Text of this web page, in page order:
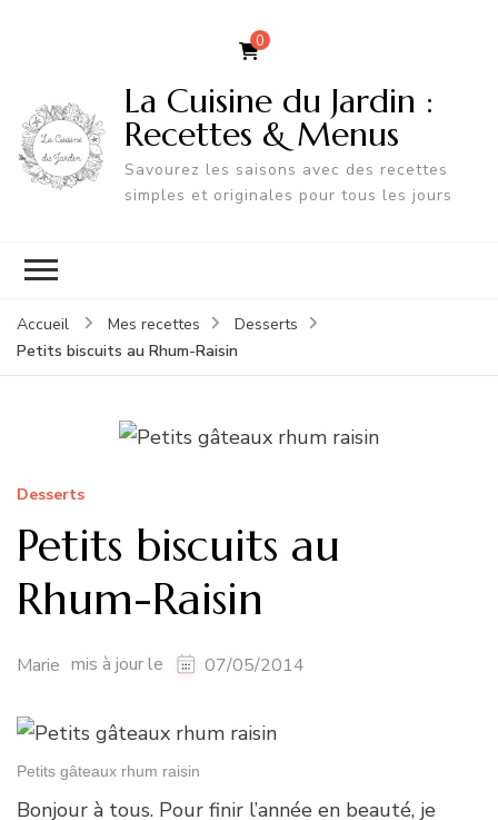
0
La Cuisine du Jardin :
Recettes & Menus
Savourez les saisons avec des recettes
simples et originales pour tous les jours
Accueil Mes recettes
Desserts
Petits biscuits au Rhum-Raisin
Desserts
Petits biscuits au
Rhum-Raisin
Marie mis à jour le 07/05/2014
Petits gâteaux rhum raisin
Bonjour à tous. Pour finir l’année en beauté, je